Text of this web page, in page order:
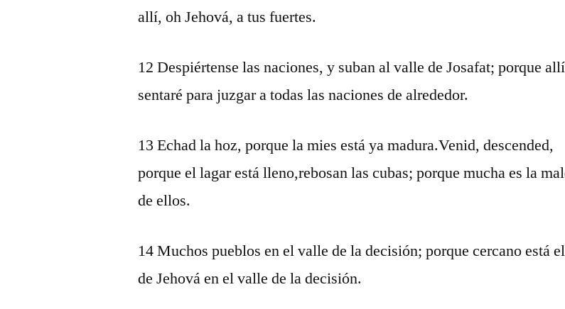
allí, oh Jehová, a tus fuertes.
12 Despiértense las naciones, y suban al valle de Josafat; porque
sentaré para juzgar a todas las naciones de alrededor.
13 Echad la hoz, porque la mies está ya madura.Venid, descended,
porque el lagar está lleno,rebosan las cubas; porque mucha es la
de ellos.
14 Muchos pueblos en el valle de la decisión; porque cercano está
de Jehová en el valle de la decisión.